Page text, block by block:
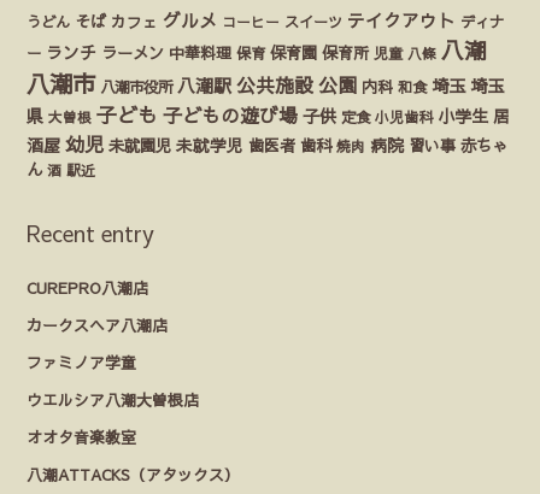
うどん そば カフェ グルメ コーヒー スイーツ テイクアウト ディナ
ー ランチ ラーメン 中華料理 保育 保育園 保育所 児童 八條 八潮
八潮市 八潮市役所 八潮駅 公共施設 公園 内科 和食 埼玉 埼玉
県 大曽根 子ども 子どもの遊び場 子供 定食 小児歯科 小学生 居
酒屋 幼児 未就園児 未就学児 歯医者 歯科 焼肉 病院 習い事 赤ちゃ
ん 酒 駅近
Recent entry
CUREPRO八潮店
カークスヘア八潮店
ファミノア学童
ウエルシア八潮大曽根店
オオタ音楽教室
八潮ATTACKS（アタックス）